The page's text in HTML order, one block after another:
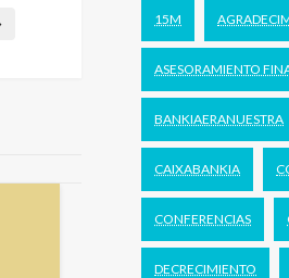
15M
ASESORAMIENTO
BANKIAERANUESTRA
CAIXABANKIA
CONFERENCIAS
DECRECIMIENTO